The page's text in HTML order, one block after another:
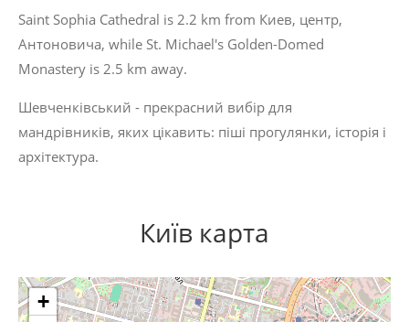
Saint Sophia Cathedral is 2.2 km from Киев, центр,
Антоновича, while St. Michael's Golden-Domed
Monastery is 2.5 km away.
Шевченківський - прекрасний вибір для
мандрівників, яких цікавить: піші прогулянки, історія і
архітектура.
Київ карта
+